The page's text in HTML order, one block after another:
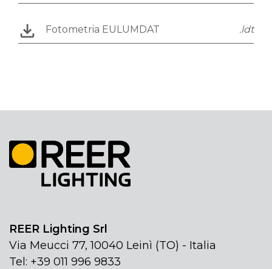
Fotometria EULUMDAT .ldt
REER Lighting Srl
Via Meucci 77, 10040 Leinì (TO) - Italia
Tel: +39 011 996 9833